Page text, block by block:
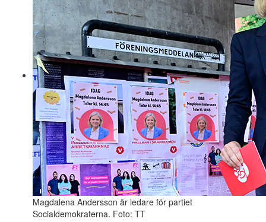
Magdalena Andersson är ledare för partiet
Socialdemokraterna. Foto: TT